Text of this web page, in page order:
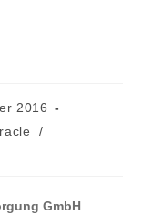
2016
/
GmbH